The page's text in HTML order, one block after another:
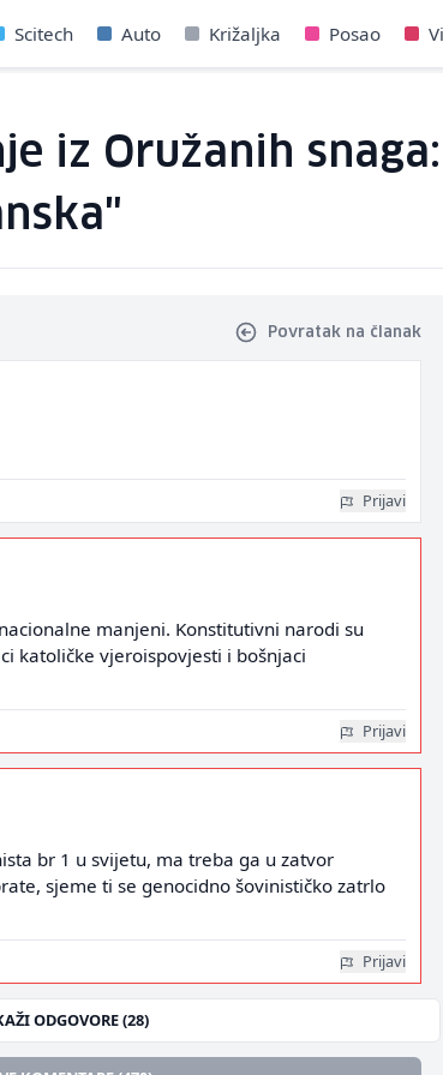
Scitech Auto Križaljka Posao
iz Oružanih
Povratak na članak
Prijavi
manjeni. Konstitutivni narodi su
katoličke vjeroispovjesti i bošnjaci
Prijavi
br 1 u svijetu, ma treba ga u zatvor
sjeme ti se genocidno šovinističko zatrlo
Prijavi
ODGOVORE (28)